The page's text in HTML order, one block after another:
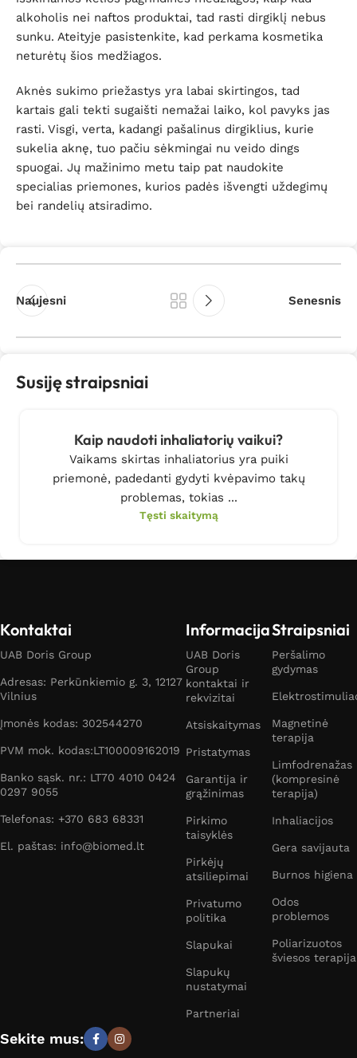
alkoholis nei naftos produktai, tad rasti dirgiklį nebus
sunku. Ateityje pasistenkite, kad perkama kosmetika
neturėtų šios medžiagos.
Aknės sukimo priežastys yra labai skirtingos, tad
kartais gali tekti sugaišti nemažai laiko, kol pavyks jas
rasti. Visgi, verta, kadangi pašalinus dirgiklius, kurie
sukelia aknę, tuo pačiu sėkmingai nu veido dings
spuogai. Jų mažinimo metu taip pat naudokite
specialias priemones, kurios padės išvengti uždegimų
bei randelių atsiradimo.
Naujesni Senesnis
Susiję straipsniai
Kaip naudoti inhaliatorių vaikui?
Vaikams skirtas inhaliatorius yra puiki
priemonė, padedanti gydyti kvėpavimo takų
problemas, tokias ...
Tęsti skaitymą
Kontaktai
UAB Doris Group
Adresas: Perkūnkiemio g. 3, 12127
Vilnius
Įmonės kodas: 302544270
PVM mok. kodas:LT100009162019
Banko sąsk. nr.: LT70 4010 0424
0297 9055
Telefonas: +370 683 68331
El. paštas: info@biomed.lt
Informacija
UAB Doris
Group
kontaktai ir
rekvizitai
Atsiskaitymas
Pristatymas
Garantija ir
grąžinimas
Pirkimo
taisyklės
Pirkėjų
atsiliepimai
Privatumo
politika
Slapukai
Slapukų
nustatymai
Partneriai
Straipsniai
Peršalimo
gydymas
Magnetinė
terapija
Limfodrenažas
(kompresinė
terapija)
Inhaliacijos
Gera savijauta
Burnos higiena
Odos
problemos
Poliarizuotos
šviesos terapija
Sekite mus: